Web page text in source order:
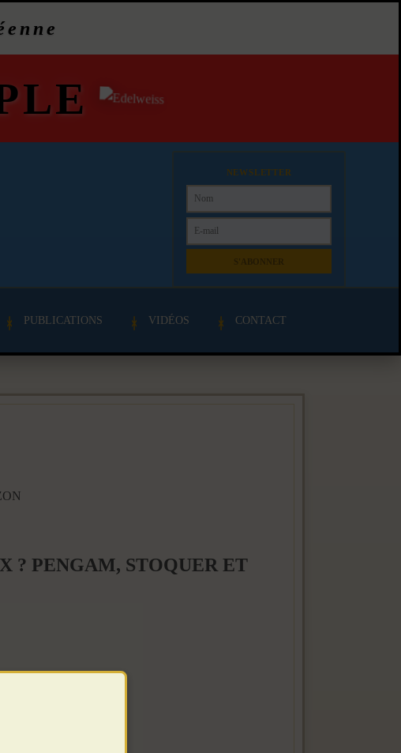
NEWSLETTER
PUBLICATIONS VIDÉOS CONTACT
? PENGAM, STOQUER ET